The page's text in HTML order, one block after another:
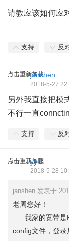
请教应该如何应
支持 反
点击重新加载
janshen
2018-5-27
另外我直接把模
不行一直
支持 反
点击重新加载
yycl
2018-5-28
janshen 发表于
老周您好！
我家的宽带是
config文件，登录